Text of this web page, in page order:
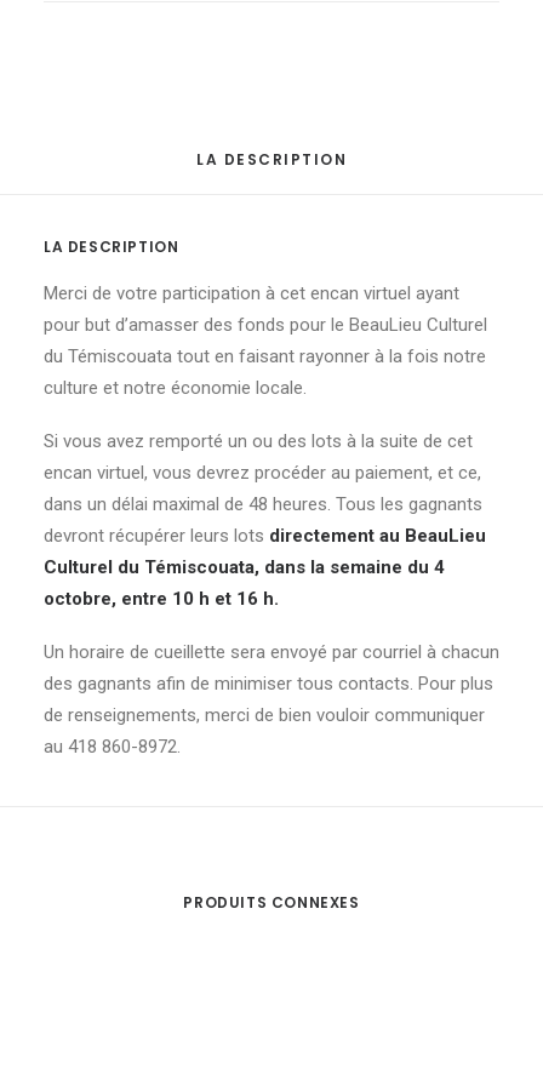
LA DESCRIPTION
LA DESCRIPTION
Merci de votre participation à cet encan virtuel ayant
pour but d’amasser des fonds pour le BeauLieu Culturel
du Témiscouata tout en faisant rayonner à la fois notre
culture et notre économie locale.
Si vous avez remporté un ou des lots à la suite de cet
encan virtuel, vous devrez procéder au paiement, et ce,
dans un délai maximal de 48 heures. Tous les gagnants
devront récupérer leurs lots directement au BeauLieu
Culturel du Témiscouata, dans la semaine du 4
octobre, entre 10 h et 16 h.
Un horaire de cueillette sera envoyé par courriel à chacun
des gagnants afin de minimiser tous contacts. Pour plus
de renseignements, merci de bien vouloir communiquer
au 418 860-8972.
PRODUITS CONNEXES